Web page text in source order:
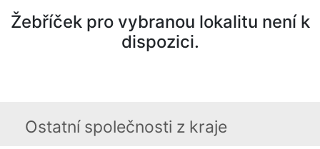
Žebříček pro vybranou lokalitu není k
dispozici.
Ostatní společnosti z kraje